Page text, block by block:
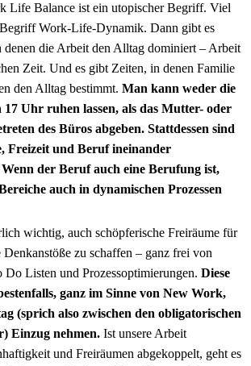
Life Balance ist ein utopischer Begriff. Viel
Work-Life-Dynamik. Dann gibt es
denen die Arbeit den Alltag dominiert – Arbeit
Zeit. Und es gibt Zeiten, in denen Familie
den Alltag bestimmt. Man kann weder die
Uhr ruhen lassen, als das Mutter- oder
des Büros abgeben. Stattdessen sind
Freizeit und Beruf ineinander
der Beruf auch eine Berufung ist,
auch in dynamischen Prozessen
wichtig, auch schöpferische Freiräume für
zu schaffen – ganz frei von
Do Listen und Prozessoptimierungen. Diese
ganz im Sinne von New Work,
(sprich also zwischen den obligatorischen
Einzug nehmen. Ist unsere Arbeit
und Freiräumen abgekoppelt, geht es